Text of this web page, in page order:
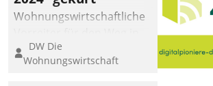
Wohnungswirtschaftliche
eine digitale Zukunft zu
finden, ist das Ziel des
DW Die
Wohnungswirtschaft